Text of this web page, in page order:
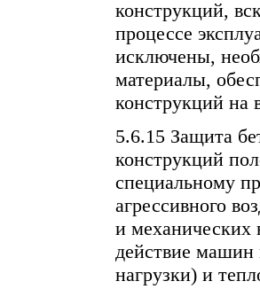
конструкций,
процессе
исключены,
материалы,
конструкций на
5.6.15 Защита
конструкций
специальному
агрессивного
и механических
действие машин
нагрузки) и